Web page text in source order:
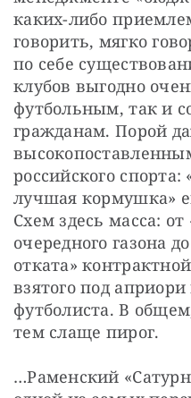
каких-либо
говорить, мягко
по себе
клубов выгодно
футбольным, так и
гражданам. Порой
российского
лучшая кормушка»
Схем здесь масса: от
очередного газона
отката»
взятого под
футболиста. В
тем слаще пирог.
…Раменский